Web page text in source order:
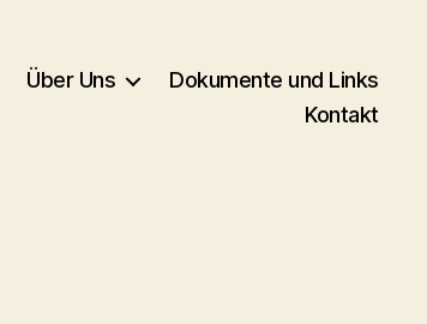
Über Uns
Dokumente und Links
Kontakt